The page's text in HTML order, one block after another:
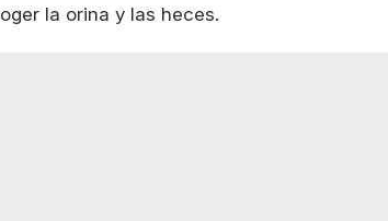
la orina y las heces.